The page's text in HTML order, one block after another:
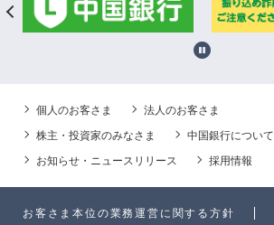
個人のお客さま
法人のお客さま
株主・投資家のみなさま
中国銀行について
お知らせ・ニュースリリース
採用情報
お客さま本位の業務運営に関する方針